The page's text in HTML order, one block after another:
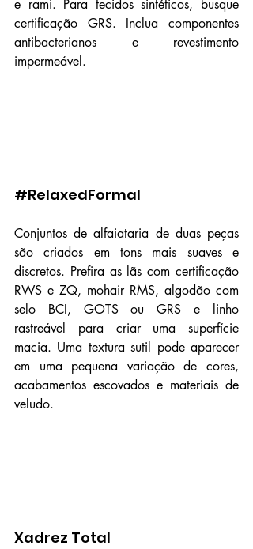
e rami. Para tecidos sintéticos, busque
certificação GRS. Inclua componentes
antibacterianos e revestimento
impermeável.
#RelaxedFormal
Conjuntos de alfaiataria de duas peças
são criados em tons mais suaves e
discretos. Prefira as lãs com certificação
RWS e ZQ, mohair RMS, algodão com
selo BCI, GOTS ou GRS e linho
rastreável para criar uma superfície
macia. Uma textura sutil pode aparecer
em uma pequena variação de cores,
acabamentos escovados e materiais de
veludo.
Xadrez Total